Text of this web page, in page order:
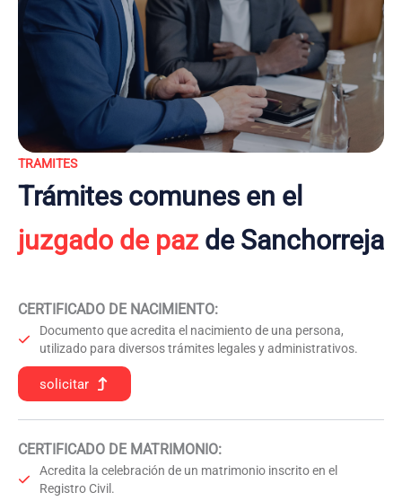
TRAMITES
Trámites comunes en el
juzgado de pazde Sanchorreja
CERTIFICADO DE NACIMIENTO:
Documento que acredita el nacimiento de una persona,
utilizado para diversos trámites legales y administrativos.
solicitar
CERTIFICADO DE MATRIMONIO:
Acredita la celebración de un matrimonio inscrito en el
Registro Civil.